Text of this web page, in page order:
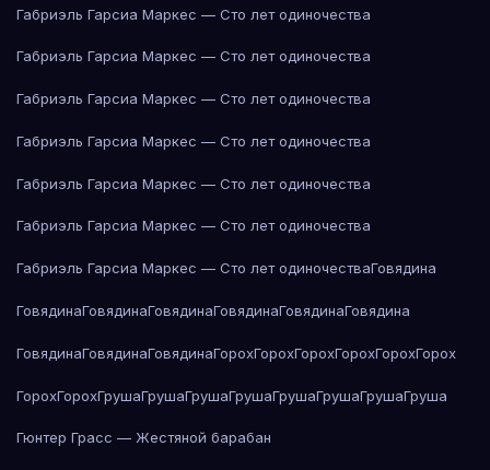
Габриэль Гарсиа Маркес — Сто лет одиночества
Габриэль Гарсиа Маркес — Сто лет одиночества
Габриэль Гарсиа Маркес — Сто лет одиночества
Габриэль Гарсиа Маркес — Сто лет одиночества
Габриэль Гарсиа Маркес — Сто лет одиночества
Габриэль Гарсиа Маркес — Сто лет одиночества
Габриэль Гарсиа Маркес — Сто лет одиночестваГовядина
ГовядинаГовядинаГовядинаГовядинаГовядинаГовядина
ГовядинаГовядинаГовядинаГорохГорохГорохГорохГорохГорох
ГорохГорохГрушаГрушаГрушаГрушаГрушаГрушаГрушаГруша
Гюнтер Грасс — Жестяной барабан